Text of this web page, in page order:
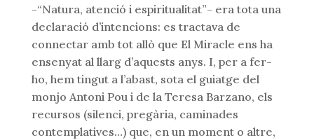
-“Natura, atenció i espiritualitat”- era tota una
declaració d’intencions: es tractava de
connectar amb tot allò que El Miracle ens ha
ensenyat al llarg d’aquests anys. I, per a fer-
ho, hem tingut a l’abast, sota el guiatge del
monjo Antoni Pou i de la Teresa Barzano, els
recursos (silenci, pregària, caminades
contemplatives…) que, en un moment o altre,